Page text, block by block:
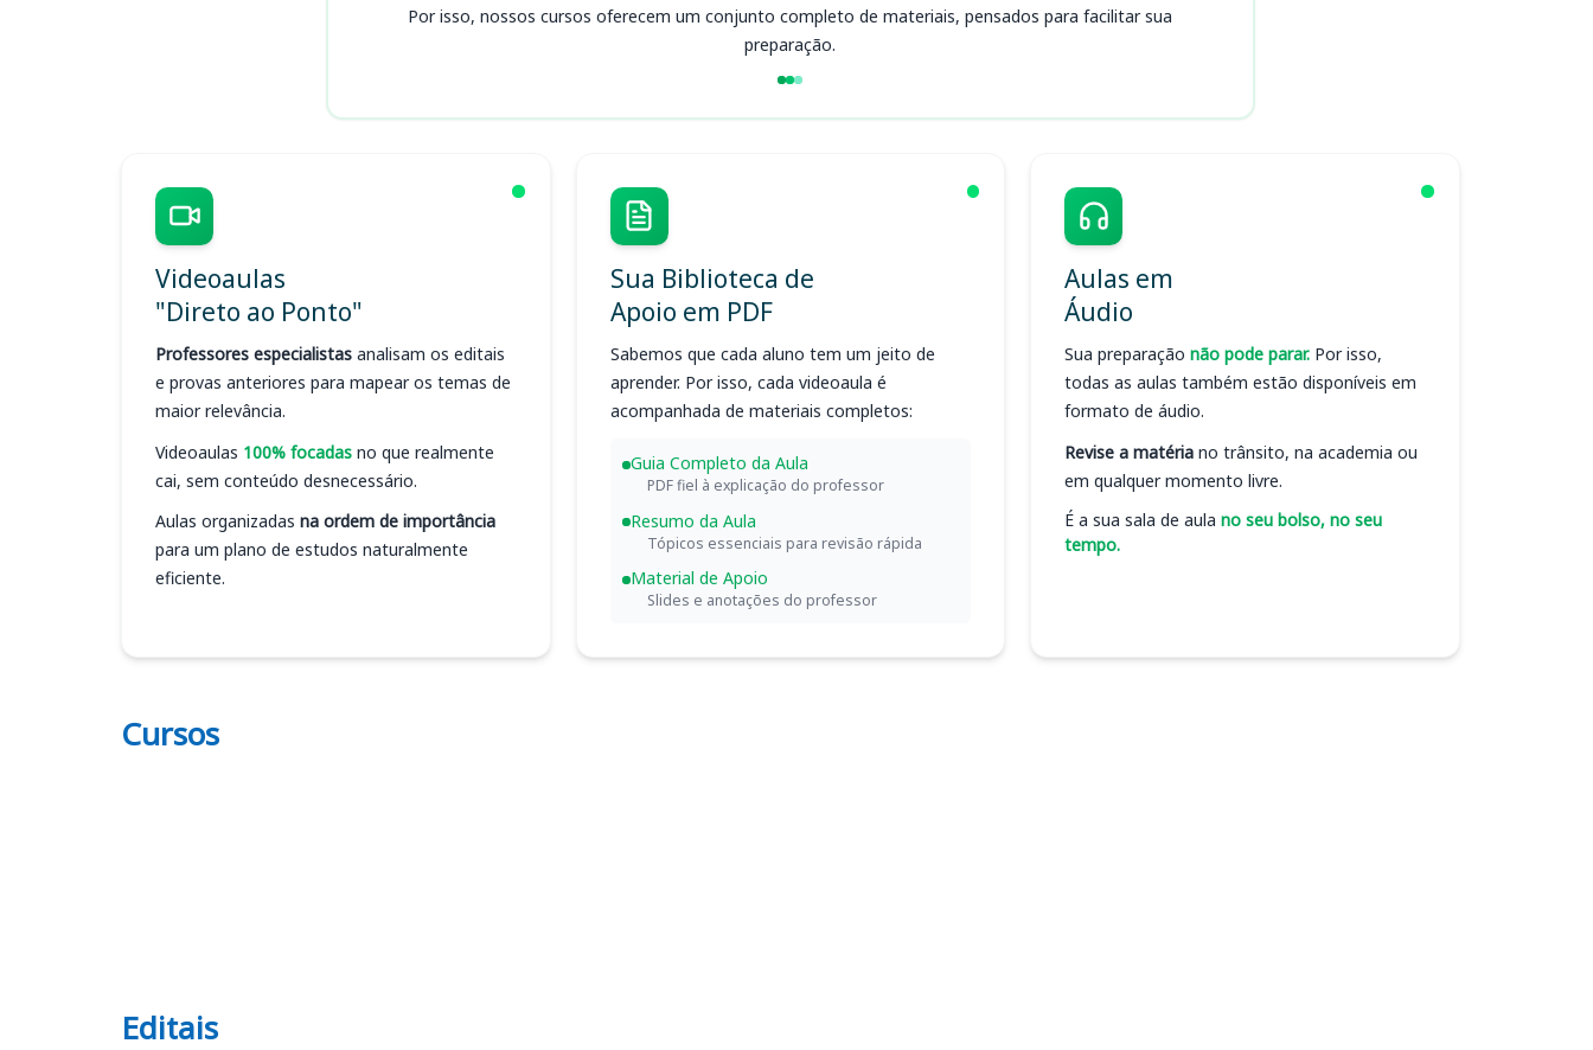
Por isso, nossos cursos oferecem um conjunto completo de materiais, pensados para facilitar sua
preparação.
Videoaulas
"Direto ao Ponto"
Professores especialistas analisam os editais
e provas anteriores para mapear os temas de
maior relevância.
Videoaulas 100% focadas no que realmente
cai, sem conteúdo desnecessário.
Aulas organizadas na ordem de importância
para um plano de estudos naturalmente
eficiente.
Sua Biblioteca de
Apoio em PDF
Sabemos que cada aluno tem um jeito de
aprender. Por isso, cada videoaula é
acompanhada de materiais completos:
Guia Completo da Aula
PDF fiel à explicação do professor
Resumo da Aula
Tópicos essenciais para revisão rápida
Material de Apoio
Slides e anotações do professor
Aulas em
Áudio
Sua preparação não pode parar. Por isso,
todas as aulas também estão disponíveis em
formato de áudio.
Revise a matéria no trânsito, na academia ou
em qualquer momento livre.
É a sua sala de aula no seu bolso, no seu
tempo.
Cursos
Editais CRF MT
Editais